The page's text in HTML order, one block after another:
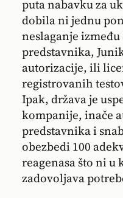
puta nabavku za
dobila ni jednu
neslaganje
predstavnika,
autorizacije, ili
registrovanih
Ipak, država je
kompanije, inače
predstavnika i
obezbedi 100
reagenasa što ni u
zadovoljava